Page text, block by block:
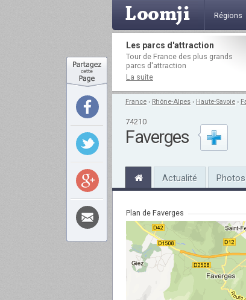
Régions
Les parcs d'attraction
Tour de France des plus grands
parcs d'attraction
La suite
France › Rhône-Alpes › Haute-Savoie ›
74210
Faverges
Actualité Photos
Plan de Faverges